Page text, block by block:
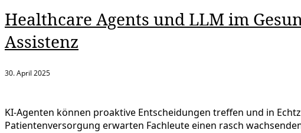
Healthcare Agents und LLM im
Assistenz
30. April 2025
KI-Agenten können proaktive Entscheidungen treffen und in
Patientenversorgung erwarten Fachleute einen rasch